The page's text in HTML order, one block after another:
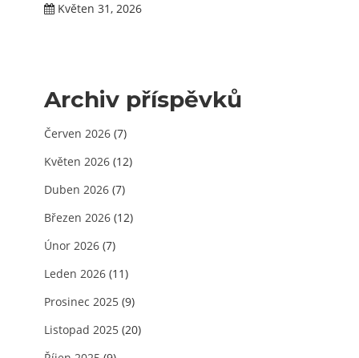
Květen 31, 2026
Archiv příspěvků
Červen 2026 (7)
Květen 2026 (12)
Duben 2026 (7)
Březen 2026 (12)
Únor 2026 (7)
Leden 2026 (11)
Prosinec 2025 (9)
Listopad 2025 (20)